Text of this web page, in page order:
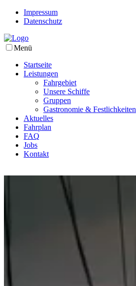
Impressum
Datenschutz
Menü
Startseite
Leistungen
Fahrgebiet
Unsere Schiffe
Gruppen
Gastronomie & Festlichkeiten
Aktuelles
Fahrplan
FAQ
Jobs
Kontakt